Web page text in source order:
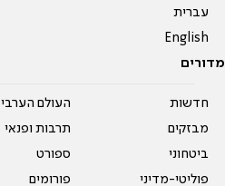
עברית
English
מדורים
חדשות
מבזקים
ביטחוני
פוליטי-מדיני
העולם הערבי
תרבות ופנאי
ספורט
פורומים